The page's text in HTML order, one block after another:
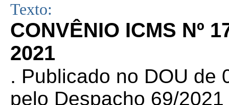
Texto:
CONVÊNIO ICMS Nº
2021
. Publicado no DOU de
pelo Despacho 69/